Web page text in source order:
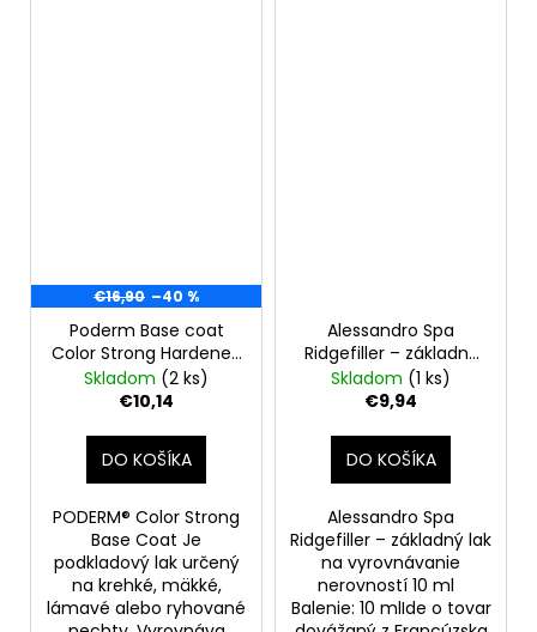
€16,90 –40 %
Poderm Base coat
Color Strong Hardener,
8ml
Skladom (2 ks)
€10,14
DO KOŠÍKA
PODERM® Color Strong
Base Coat Je
podkladový lak určený
na krehké, mäkké,
lámavé alebo ryhované
Alessandro Spa
Ridgefiller – základný
lak na vyrovnávanie
nerovností 10ml
Skladom (1 ks)
€9,94
DO KOŠÍKA
Alessandro Spa
Ridgefiller – základný lak
na vyrovnávanie
nerovností 10 ml
Balenie: 10 mlIde o tovar